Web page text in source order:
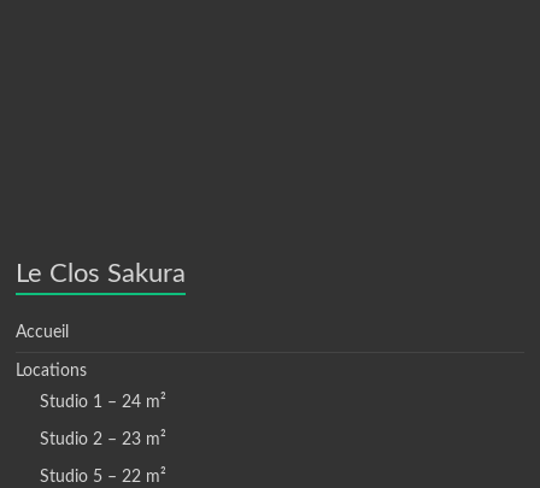
Le Clos Sakura
Accueil
Locations
Studio 1 – 24 m²
Studio 2 – 23 m²
Studio 5 – 22 m²